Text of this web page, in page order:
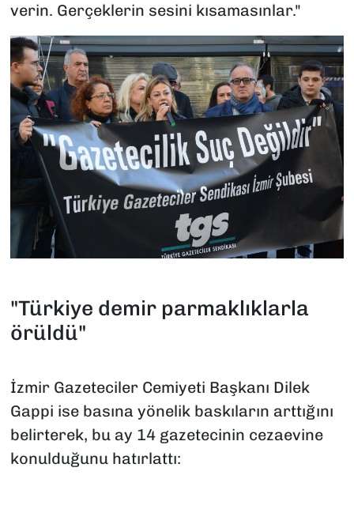
verin. Gerçeklerin sesini kısamasınlar."
"Türkiye demir parmaklıklarla
örüldü"
İzmir Gazeteciler Cemiyeti Başkanı Dilek
Gappi ise basına yönelik baskıların arttığını
belirterek, bu ay 14 gazetecinin cezaevine
konulduğunu hatırlattı: